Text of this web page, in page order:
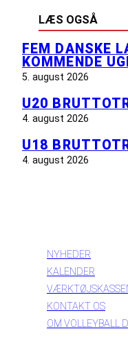
LÆS OGSÅ
FEM DANSKE
KOMMENDE
5. august 2026
U20
4. august 2026
U18
4. august 2026
NYHEDER
KALENDER
KONTAKT OS
OM VOLLEYBALL